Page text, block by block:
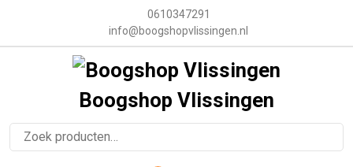
0610347291
info@boogshopvlissingen.nl
Boogshop Vlissingen